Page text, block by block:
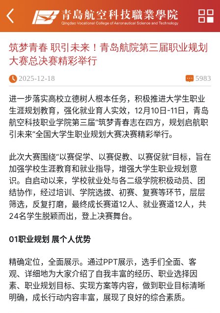
筑梦青春 职引未来！青岛航院第三届职业规划
大赛总决赛精彩举行
2025-12-18 5983
进一步落实高校立德树人根本任务，积极推进大学生职业
生涯规划教育，强化就业育人实效，12月10日-11日，青岛
航空科技职业学院第三届“筑梦青春志在四方，规划启航职
引未来”全国大学生职业规划大赛决赛精彩举行。
此次大赛围绕“以赛促学、以赛促教、以赛促就”目标，旨在
加强学校生涯教育和就业指导，增强大学生职业规划意
识。自启动以来，学校就业处与各二级学院积极动员、团
结协作，经过培训、学院选拔、初赛、复赛等环节，层层
筛选，反复打磨，最终成长赛道12人、就业赛道12人，共
24名学生脱颖而出，登上决赛舞台。
01职业规划 展个人优势
精确定位，全面展示。通过PPT展示，选手们全面、客
观、详细地为大家介绍了自我丰富的经历、职业选择因
素、职业规划目标、实现方案等内容，做到职业目标清晰
明确，成长行动内容丰富，展现了良好的综合素质。